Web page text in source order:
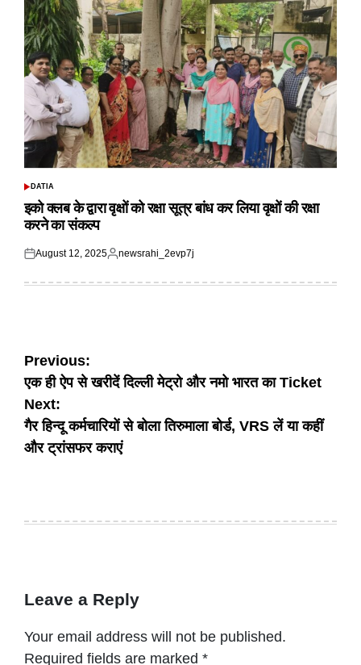
POSTED
DATIA
इको क्लब के द्वारा वृक्षों को रक्षा सूत्र बांध कर लिया वृक्षों की रक्षा
करने का संकल्प
Posted
August 12, 2025
Posted
newsrahi_2evp7j
Post
navigation
Previous:
एक ही ऐप से खरीदें दिल्ली मेट्रो और नमो भारत का Ticket
Next:
गैर हिन्दू कर्मचारियों से बोला तिरुमाला बोर्ड, VRS लें या कहीं
और ट्रांसफर कराएं
Leave a Reply
Your email address will not be published.
Required fields are marked *